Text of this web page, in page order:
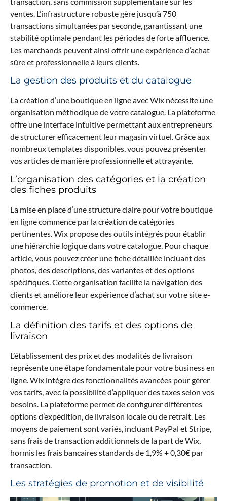
ventes. L’infrastructure robuste gère jusqu’à 750
transactions simultanées par seconde, garantissant une
stabilité optimale pendant les périodes de forte affluence.
Les marchands peuvent ainsi offrir une expérience d’achat
sûre et professionnelle à leurs clients.
La gestion des produits et du catalogue
La création d’une boutique en ligne avec Wix nécessite une
organisation méthodique de votre catalogue. La plateforme
offre une interface intuitive permettant aux entrepreneurs
de structurer efficacement leur magasin virtuel. Grâce aux
nombreux templates disponibles, vous pouvez présenter
vos articles de manière professionnelle et attrayante.
L’organisation des catégories et la création
des fiches produits
La mise en place d’une structure claire pour votre boutique
en ligne commence par la création de catégories
pertinentes. Wix propose des outils intégrés pour établir
une hiérarchie logique dans votre catalogue. Pour chaque
article, vous pouvez créer une fiche détaillée incluant des
photos, des descriptions, des variantes et des options
spécifiques. Cette organisation facilite la navigation des
clients et améliore leur expérience d’achat sur votre site e-
commerce.
La définition des tarifs et des options de
livraison
L’établissement des prix et des modalités de livraison
représente une étape fondamentale pour votre business en
ligne. Wix intègre des fonctionnalités avancées pour gérer
vos tarifs, avec la possibilité d’appliquer des taxes selon vos
besoins. La plateforme permet de configurer différentes
options d’expédition, de livraison locale ou de retrait. Les
moyens de paiement sont variés, incluant PayPal et Stripe,
sans frais de transaction additionnels de la part de Wix,
hormis les frais bancaires standards de 1,9% + 0,30€ par
transaction.
Les stratégies de promotion et de visibilité